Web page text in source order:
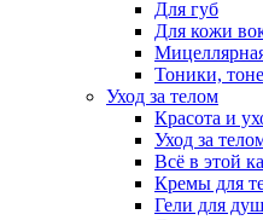
Для губ
Для кожи
Тоники,
Уход за телом
Красота и
Уход за
Всё в этой
Кремы для
Гели для